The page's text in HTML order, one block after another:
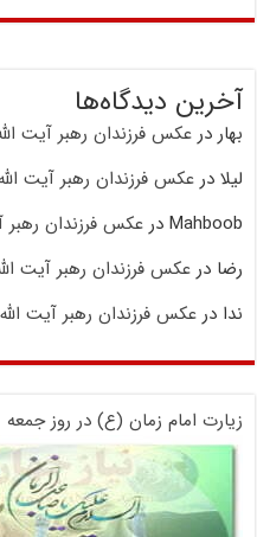
آخرین دیدگاه‌ها
بهار درعکس فرزندان رهبر آیت
لیلا درعکس فرزندان رهبر آیت
Mahboob درعکس فرزندان رهبر
رضا درعکس فرزندان رهبر آیت
ندا درعکس فرزندان رهبر آیت
زیارت امام زمان (ع) در روز جمعه